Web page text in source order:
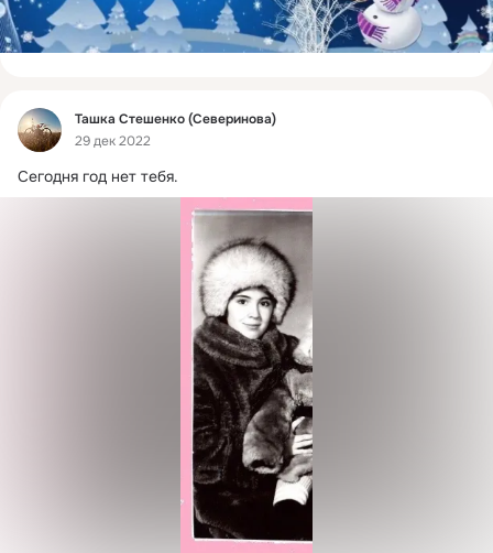
Фид
Ташка Стешенко (Северинова)
29 дек 2022
Сегодня год нет тебя.